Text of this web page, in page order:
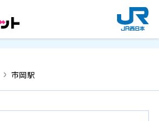
メインコンテンツにスキップ
新
規
ウ
で
市岡駅